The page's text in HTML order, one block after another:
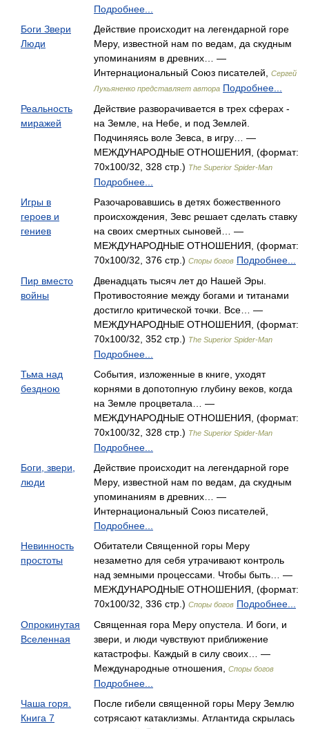
Подробнее...
Боги Звери
Люди
Действие происходит на легендарной горе
Меру, известной нам по ведам, да скудным
упоминаниям в древних… —
Интернациональный Союз писателей,
Сергей
Лукьяненко представляет автора Подробнее...
Реальность
миражей
Действие разворачивается в трех сферах -
на Земле, на Небе, и под Землей.
Подчиняясь воле Зевса, в игру… —
МЕЖДУНАРОДНЫЕ ОТНОШЕНИЯ, (формат:
70x100/32, 328 стр.) The Superior Spider-Man
Подробнее...
Игры в
героев и
гениев
Разочаровавшись в детях божественного
происхождения, Зевс решает сделать ставку
на своих смертных сыновей… —
МЕЖДУНАРОДНЫЕ ОТНОШЕНИЯ, (формат:
70x100/32, 376 стр.) Споры богов Подробнее...
Пир вместо
войны
Двенадцать тысяч лет до Нашей Эры.
Противостояние между богами и титанами
достигло критической точки. Все… —
МЕЖДУНАРОДНЫЕ ОТНОШЕНИЯ, (формат:
70x100/32, 352 стр.) The Superior Spider-Man
Подробнее...
Тьма над
бездною
События, изложенные в книге, уходят
корнями в допотопную глубину веков, когда
на Земле процветала… —
МЕЖДУНАРОДНЫЕ ОТНОШЕНИЯ, (формат:
70x100/32, 328 стр.) The Superior Spider-Man
Подробнее...
Боги, звери,
люди
Действие происходит на легендарной горе
Меру, известной нам по ведам, да скудным
упоминаниям в древних… —
Интернациональный Союз писателей,
Подробнее...
Невинность
простоты
Обитатели Священной горы Меру
незаметно для себя утрачивают контроль
над земными процессами. Чтобы быть… —
МЕЖДУНАРОДНЫЕ ОТНОШЕНИЯ, (формат:
70x100/32, 336 стр.) Споры богов Подробнее...
Опрокинутая
Вселенная
Священная гора Меру опустела. И боги, и
звери, и люди чувствуют приближение
катастрофы. Каждый в силу своих… —
Международные отношения,
Споры богов
Подробнее...
Чаша горя.
Книга 7
После гибели священной горы Меру Землю
сотрясают катаклизмы. Атлантида скрылась